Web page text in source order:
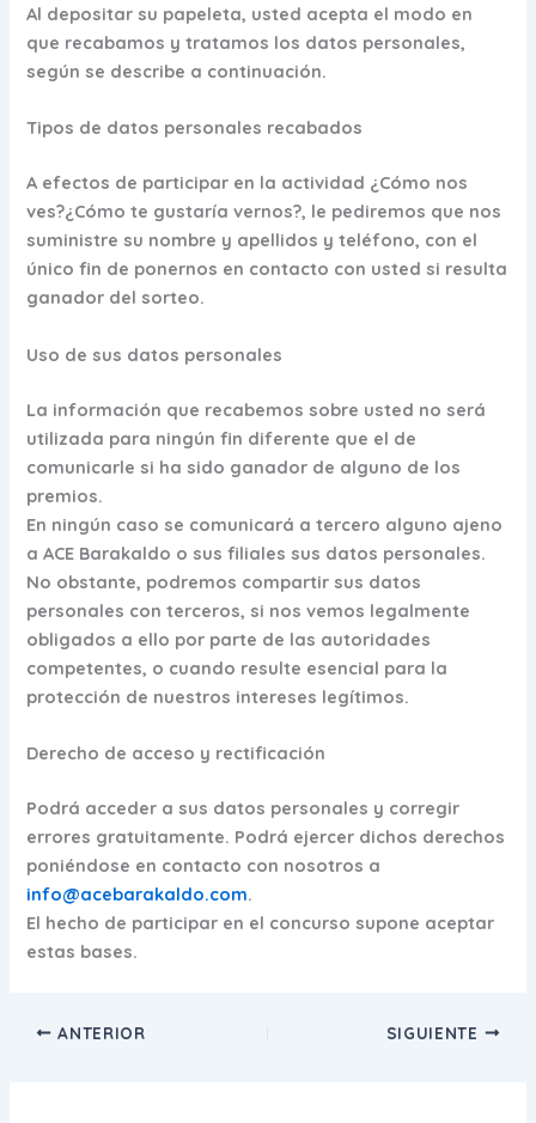
Al depositar su papeleta, usted acepta el modo en
que recabamos y tratamos los datos personales,
según se describe a continuación.
Tipos de datos personales recabados
A efectos de participar en la actividad ¿Cómo nos
ves?¿Cómo te gustaría vernos?, le pediremos que nos
suministre su nombre y apellidos y teléfono, con el
único fin de ponernos en contacto con usted si resulta
ganador del sorteo.
Uso de sus datos personales
La información que recabemos sobre usted no será
utilizada para ningún fin diferente que el de
comunicarle si ha sido ganador de alguno de los
premios.
En ningún caso se comunicará a tercero alguno ajeno
a ACE Barakaldo o sus filiales sus datos personales.
No obstante, podremos compartir sus datos
personales con terceros, si nos vemos legalmente
obligados a ello por parte de las autoridades
competentes, o cuando resulte esencial para la
protección de nuestros intereses legítimos.
Derecho de acceso y rectificación
Podrá acceder a sus datos personales y corregir
errores gratuitamente. Podrá ejercer dichos derechos
poniéndose en contacto con nosotros a
info@acebarakaldo.com.
El hecho de participar en el concurso supone aceptar
estas bases.
ANTERIOR SIGUIENTE